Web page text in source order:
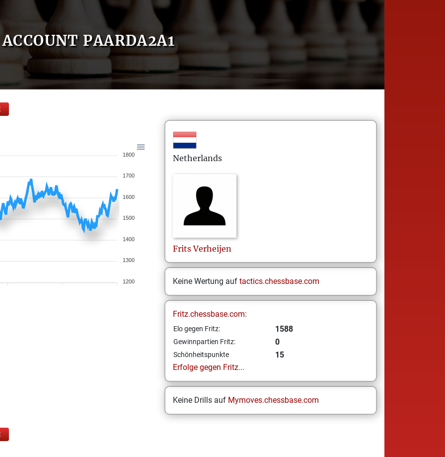
ACCOUNT PAARDA2A1
1800
1700
1600
1500
1400
1300
1200
Netherlands
Frits Verheijen
Keine Wertung auf tactics.chessbase.com
Fritz.chessbase.com:
Elo gegen Fritz: 1588
Gewinnpartien Fritz: 0
Schönheitspunkte
15
Erfolge gegen Fritz...
Keine Drills auf Mymoves.chessbase.com